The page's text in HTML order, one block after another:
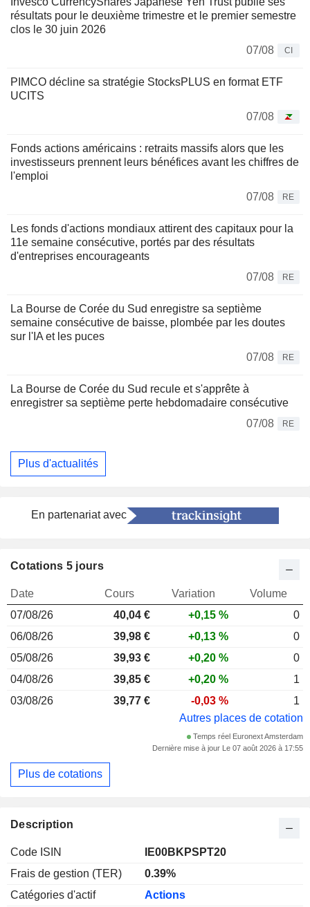
résultats pour le deuxième trimestre et le premier semestre
clos le 30 juin 2026
07/08
CI
PIMCO décline sa stratégie StocksPLUS en format ETF
UCITS
07/08
Fonds actions américains : retraits massifs alors que les
investisseurs prennent leurs bénéfices avant les chiffres de
l'emploi
07/08
RE
Les fonds d'actions mondiaux attirent des capitaux pour la
11e semaine consécutive, portés par des résultats
d'entreprises encourageants
07/08
RE
La Bourse de Corée du Sud enregistre sa septième
semaine consécutive de baisse, plombée par les doutes
sur l'IA et les puces
07/08
RE
La Bourse de Corée du Sud recule et s'apprête à
enregistrer sa septième perte hebdomadaire consécutive
07/08
RE
Plus d'actualités
En partenariat avec
Cotations 5 jours
Date Cours Variation
Volume
07/08/26
40,04 € +0,15 %
0
06/08/26
39,98 € +0,13 %
0
05/08/26
39,93 € +0,20 %
0
04/08/26
39,85 € +0,20 %
1
03/08/26
39,77 € -0,03 %
1
Autres places de cotation
Temps réel Euronext Amsterdam
Dernière mise à jour Le 07 août 2026 à 17:55
Plus de cotations
Description
Code ISIN
IE00BKPSPT20
Frais de gestion (TER)
0.39%
Catégories d'actif
Actions